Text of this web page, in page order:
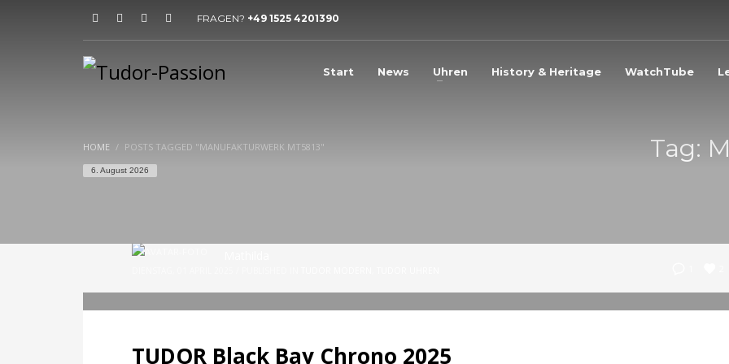
HOW TO SHOPFRAGEN? +49 1525 4201390
Start News Uhren History & Heritage WatchTube
HOME POSTS TAGGED "MANUFAKTURWERK MT5813"
6. August 2026
Tag:
TUDOR Black Bay Chrono 2025